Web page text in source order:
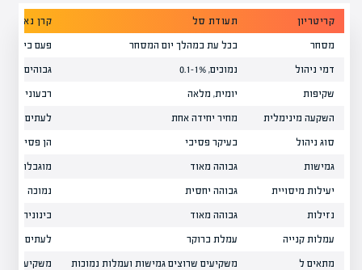
קריטריון תעודת סל קרן נאמנות
מסחר בכל עת במהלך יום המסחר פעם ביום
דמי ניהול נמוכים, 0.1-1% גבוהים, 1-2% ומעלה
שקיפות יומית, מלאה רבעונית,
השקעה מינימלית מחיר יחידה אחת לעתים
סוג ניהול בעיקר פסיבי הן פסיבי
גמישות גבוהה מאוד מוגבלת
יעילות מיסויית גבוהה יחסית נמוכה יחסית
נזילות גבוהה מאוד בינונית
עמלות קנייה עמלת ברוקר לעתים
מתאים ל משקיעים שרוצים גמישות ועמלות נמוכות משקיעים